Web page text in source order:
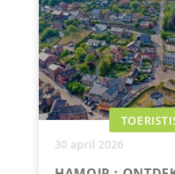
30 april 2026